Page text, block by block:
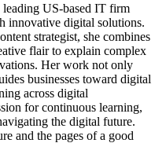
US-based IT firm
innovative digital solutions.
strategist, she combines
flair to explain complex
Her work not only
businesses toward digital
across digital
for continuous learning,
the digital future.
and the pages of a good